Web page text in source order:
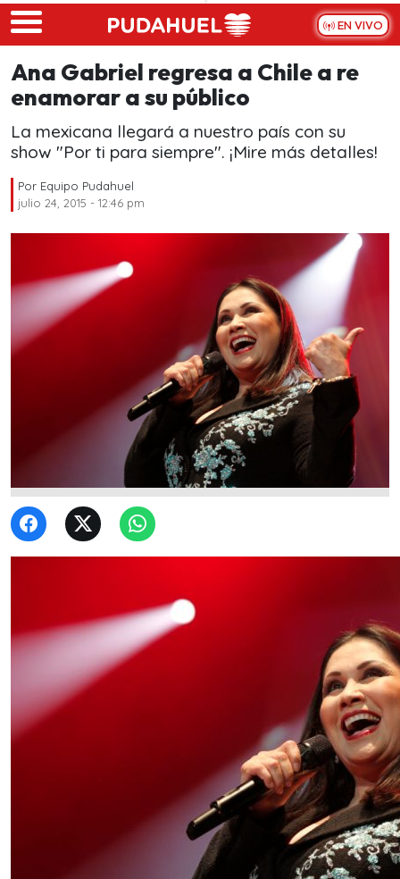
Skip to main content
EN VIVO
Ana Gabriel regresa a Chile a re
enamorar a su público
La mexicana llegará a nuestro país con su
show "Por ti para siempre". ¡Mire más detalles!
Por Equipo Pudahuel
julio 24, 2015 - 12:46 pm